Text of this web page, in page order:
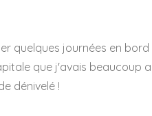
quelques journées en bord
que j'avais beaucoup
dénivelé !